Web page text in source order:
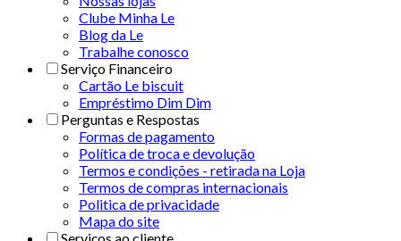
Clube Minha Le
Blog da Le
Trabalhe conosco
Serviço Financeiro
Cartão Le biscuit
Empréstimo Dim Dim
Perguntas e Respostas
Formas de pagamento
Política de troca e devolução
Termos e condições - retirada na Loja
Termos de compras internacionais
Politica de privacidade
Mapa do site